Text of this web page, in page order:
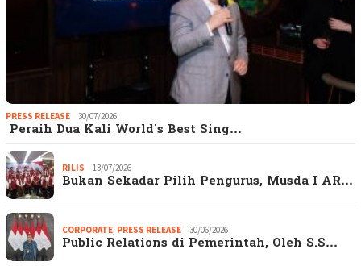
PRESS RELEASE 30/07/2026
Peraih Dua Kali World’s Best Sing…
RILIS 13/07/2026
Bukan Sekadar Pilih Pengurus, Musda I AR…
CORPORATE, PRESS RELEASE 30/06/2026
Public Relations di Pemerintah, Oleh S.S…